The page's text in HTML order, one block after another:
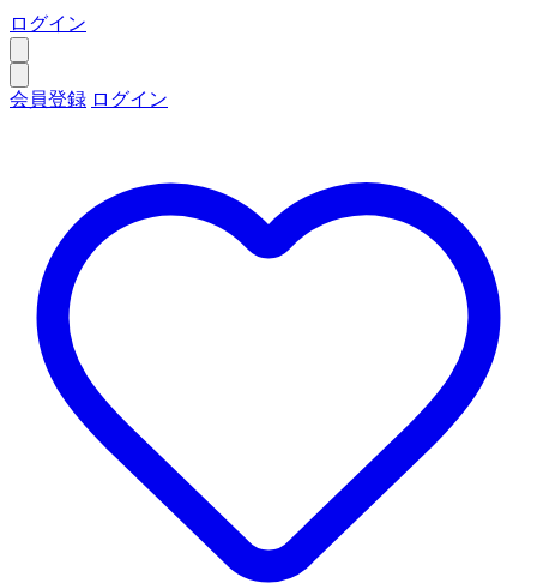
ログイン
会員登録 ログイン